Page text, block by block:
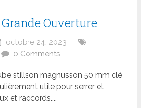
Ouverture
octobre 24, 2023
0 Comments
stillson magnusson 50 mm clé
utile pour serrer et
et raccords....